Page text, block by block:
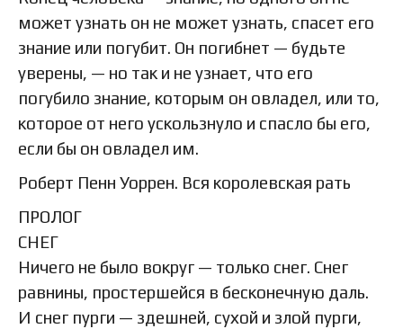
может узнать он не может узнать, спасет его
знание или погубит. Он погибнет — будьте
уверены, — но так и не узнает, что его
погубило знание, которым он овладел, или то,
которое от него ускользнуло и спасло бы его,
если бы он овладел им.
Роберт Пенн Уоррен. Вся королевская рать
ПРОЛОГ
СНЕГ
Ничего не было вокруг — только снег. Снег
равнины, простершейся в бесконечную даль.
И снег пурги — здешней, сухой и злой пурги,